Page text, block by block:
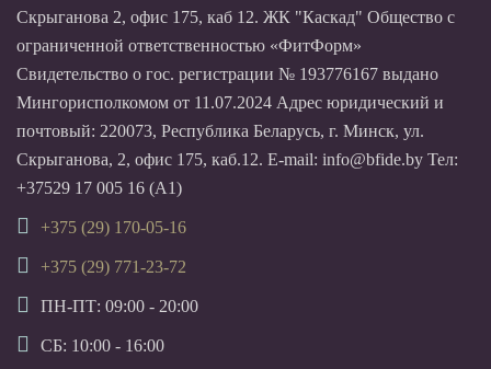
Скрыганова 2, офис 175, каб 12. ЖК "Каскад" Общество с
ограниченной ответственностью «ФитФорм»
Свидетельство о гос. регистрации № 193776167 выдано
Мингорисполкомом от 11.07.2024 Адрес юридический и
почтовый: 220073, Республика Беларусь, г. Минск, ул.
Скрыганова, 2, офис 175, каб.12. E-mail: info@bfide.by Тел:
+37529 17 005 16 (А1)
+375 (29) 170-05-16
+375 (29) 771-23-72
ПН-ПТ: 09:00 - 20:00
СБ: 10:00 - 16:00